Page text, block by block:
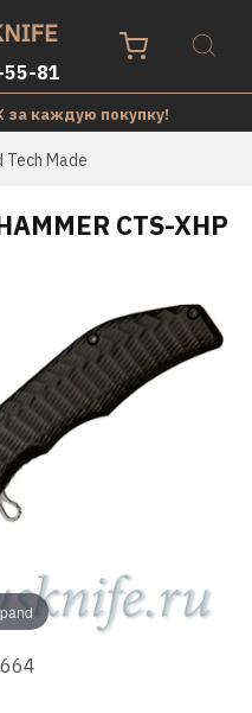
81
за каждую покупку!
Tech Made
CTS-XHP